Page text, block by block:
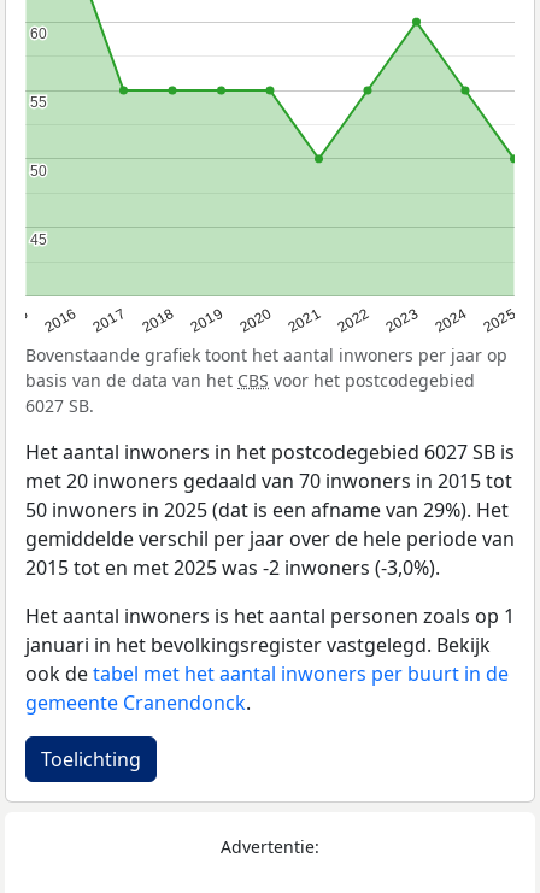
2016 2017 2018 2019 2020 2021 2022 2023 2024 2025
45
45
50
50
55
55
60
60
Bovenstaande grafiek toont het aantal inwoners per jaar op
basis van de data van het CBS voor het postcodegebied
6027 SB.
Het aantal inwoners in het postcodegebied 6027 SB is
met 20 inwoners gedaald van 70 inwoners in 2015 tot
50 inwoners in 2025 (dat is een afname van 29%). Het
gemiddelde verschil per jaar over de hele periode van
2015 tot en met 2025 was -2 inwoners (-3,0%).
Het aantal inwoners is het aantal personen zoals op 1
januari in het bevolkingsregister vastgelegd. Bekijk
ook detabel met het aantal inwoners per buurt in de
gemeente Cranendonck.
Toelichting
Advertentie: